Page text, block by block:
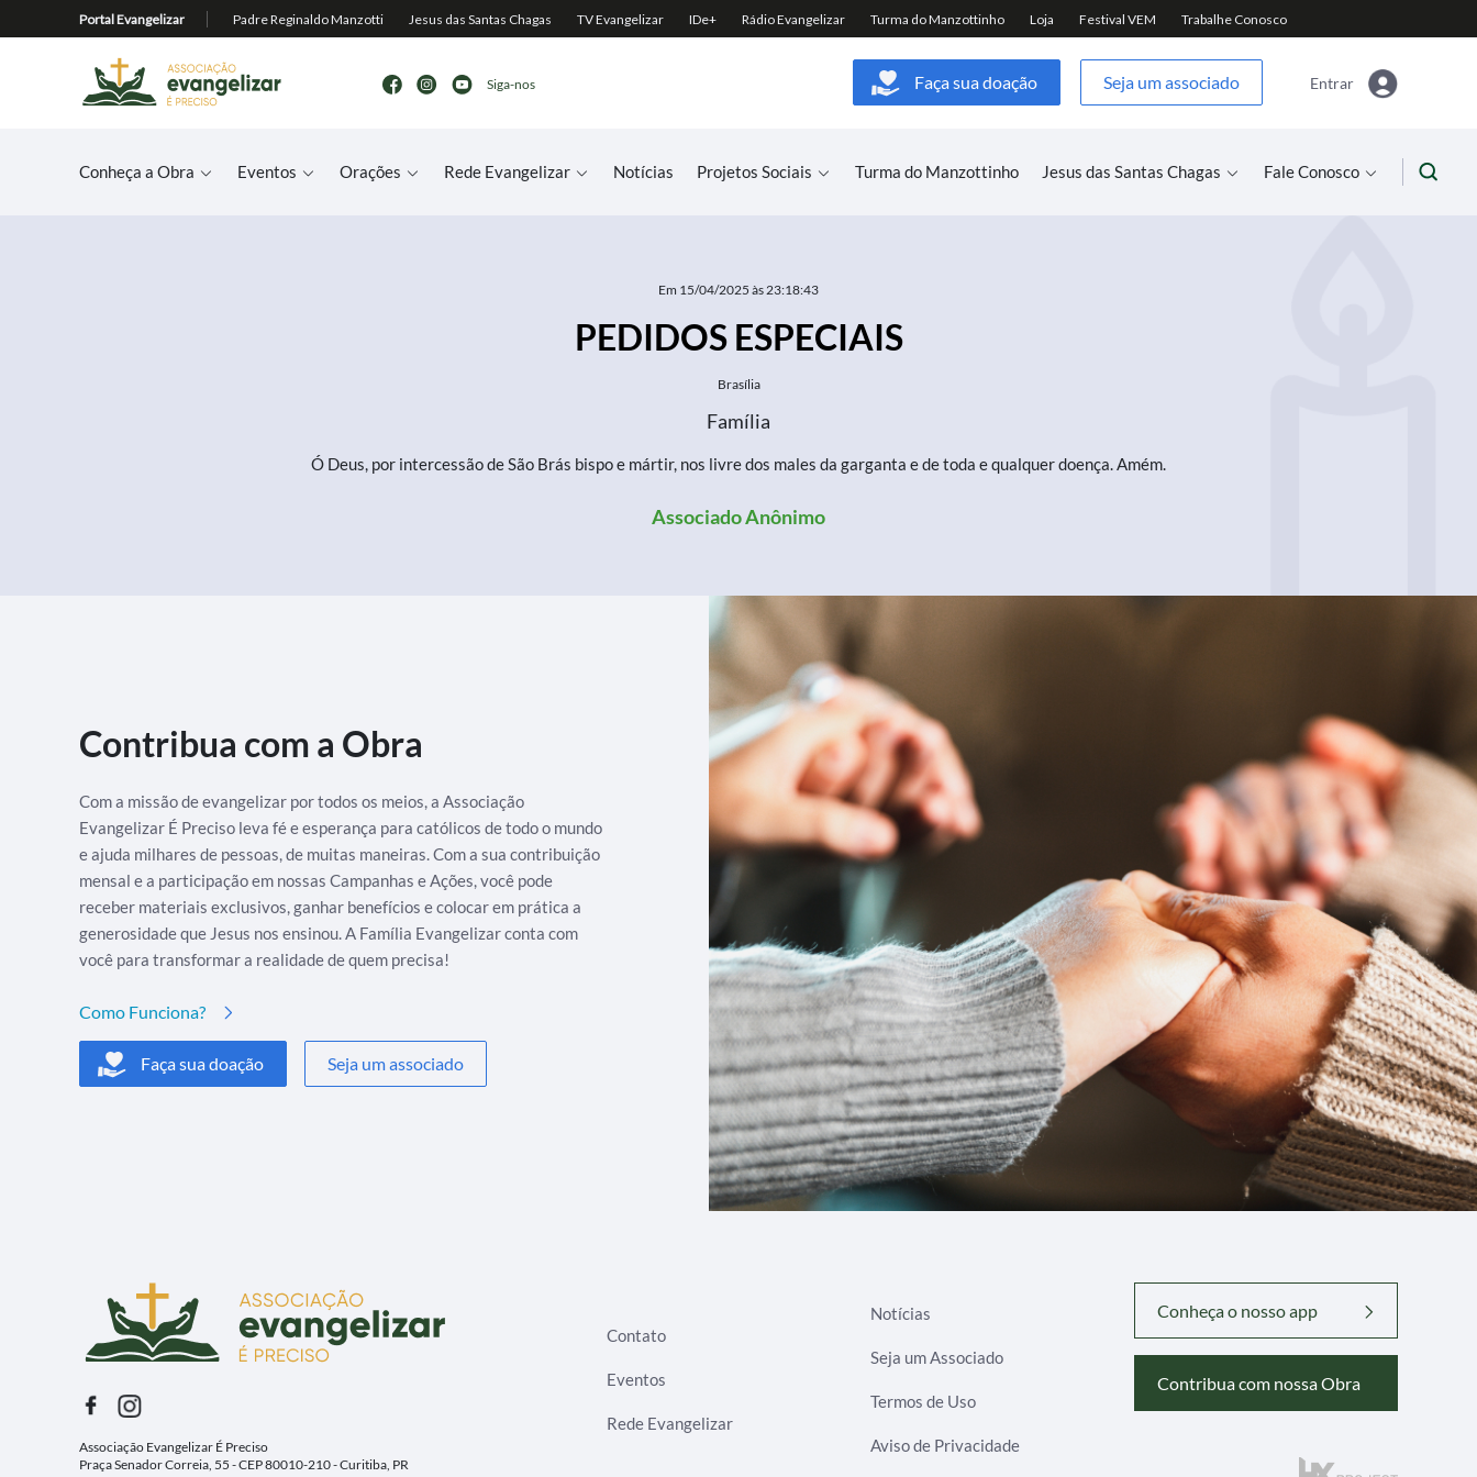
Siga-nos Faça sua doação Seja um associado Entrar
Conheça a Obra Eventos Orações Rede Evangelizar Notícias Projetos Sociais Turma do Manzottinho Jesus das Santas Chagas Fale Conosco
Em 15/04/2025 às 23:18:43
PEDIDOS ESPECIAIS
Brasília
Família
Ó Deus, por intercessão de São Brás bispo e mártir, nos livre dos males da garganta e de toda e qualquer doença. Amém.
Associado Anônimo
Contribua com a Obra
Com a missão de evangelizar por todos os meios, a Associação
Evangelizar É Preciso leva fé e esperança para católicos de todo o mundo
e ajuda milhares de pessoas, de muitas maneiras. Com a sua contribuição
mensal e a participação em nossas Campanhas e Ações, você pode
receber materiais exclusivos, ganhar benefícios e colocar em prática a
generosidade que Jesus nos ensinou. A Família Evangelizar conta com
você para transformar a realidade de quem precisa!
Como Funciona?
Faça sua doação Seja um associado
Associação Evangelizar É Preciso
Praça Senador Correia, 55 - CEP 80010-210 - Curitiba, PR
Contato
Eventos
Rede Evangelizar
Notícias
Seja um Associado
Termos de Uso
Aviso de Privacidade
Conheça o nosso app
Contribua com nossa Obra